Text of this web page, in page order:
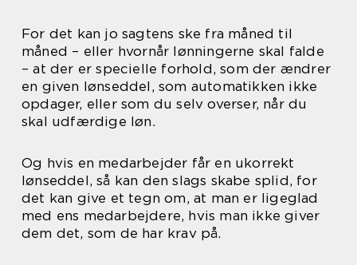
For det kan jo sagtens ske fra måned til
måned – eller hvornår lønningerne skal falde
– at der er specielle forhold, som der ændrer
en given lønseddel, som automatikken ikke
opdager, eller som du selv overser, når du
skal udfærdige løn.
Og hvis en medarbejder får en ukorrekt
lønseddel, så kan den slags skabe splid, for
det kan give et tegn om, at man er ligeglad
med ens medarbejdere, hvis man ikke giver
dem det, som de har krav på.